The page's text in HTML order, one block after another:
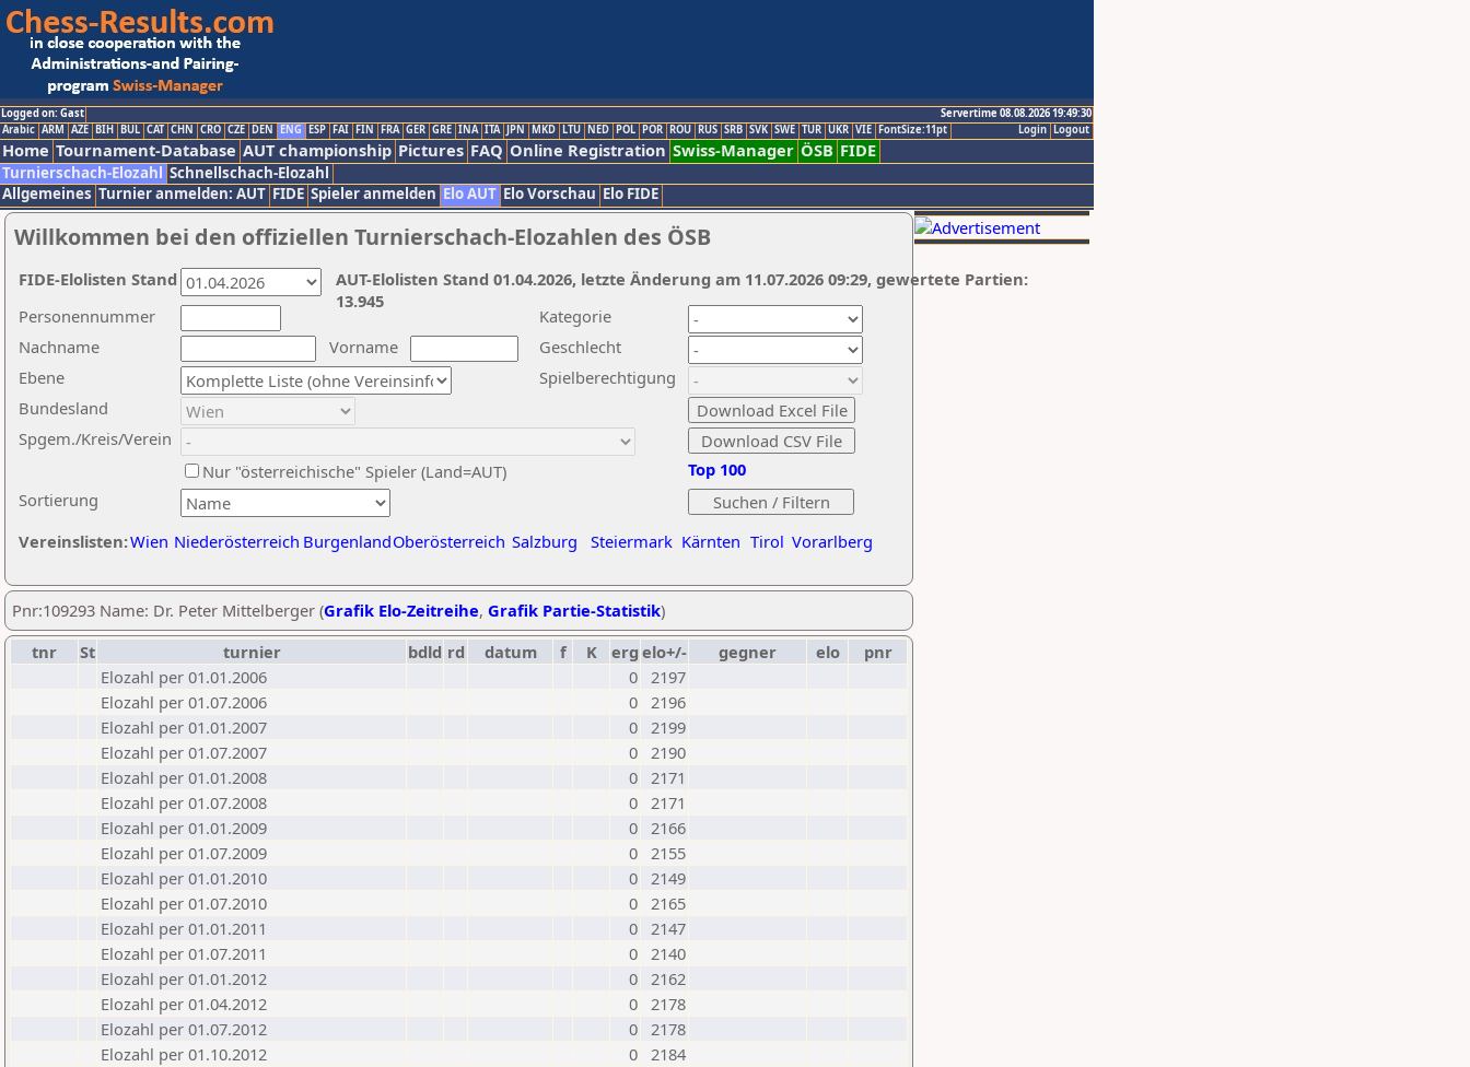
Logged on: Gast
Servertime 08.08.2026 19:49:30
Logout
Login
Arabic ARM AZE BIH BUL CAT CHN CRO CZE DEN ENG ESP FAI FIN FRA GER GRE INA ITA JPN MKD LTU NED POL POR ROU RUS SRB SVK SWE TUR UKR VIE FontSize:11pt
Home Tournament-Database AUT championship Pictures FAQ Online Registration Swiss-Manager ÖSB FIDE
Turnierschach-Elozahl Schnellschach-Elozahl
Allgemeines Turnier anmelden: AUT FIDE Spieler anmelden Elo AUT Elo Vorschau Elo FIDE
Willkommen bei den offiziellen Turnierschach-Elozahlen des ÖSB
Nachname
Vorname
Ebene
Kategorie
Sortierung
Personennummer
Bundesland
Spgem./Kreis/Verein
Geschlecht
Nur "österreichische" Spieler (Land=AUT)
Spielberechtigung
Vereinslisten:Wien Niederösterreich BurgenlandOberösterreich Salzburg Steiermark Kärnten Tirol Vorarlberg
Top 100
AUT-Elolisten Stand 01.04.2026, letzte Änderung am 11.07.2026 09:29, gewertete Partien:
13.945
FIDE-Elolisten Stand
Pnr:109293 Name: Dr. Peter Mittelberger (Grafik Elo-Zeitreihe, Grafik Partie-Statistik)
tnr
St turnier bdld rd datum f K erg elo+/- gegner elo
pnr
Elozahl per 01.01.2006
0 2197
Elozahl per 01.07.2006
0 2196
Elozahl per 01.01.2007
0 2199
Elozahl per 01.07.2007
0 2190
Elozahl per 01.01.2008
0 2171
Elozahl per 01.07.2008
0 2171
Elozahl per 01.01.2009
0 2166
Elozahl per 01.07.2009
0 2155
Elozahl per 01.01.2010
0 2149
Elozahl per 01.07.2010
0 2165
Elozahl per 01.01.2011
0 2147
Elozahl per 01.07.2011
0 2140
Elozahl per 01.01.2012
0 2162
Elozahl per 01.04.2012
0 2178
Elozahl per 01.07.2012
0 2178
Elozahl per 01.10.2012
0 2184